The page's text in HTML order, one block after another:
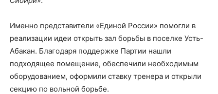
Именно представители «Единой России» помогли в
реализации идеи открыть зал борьбы в поселке Усть-
Абакан. Благодаря поддержке Партии нашли
подходящее помещение, обеспечили необходимым
оборудованием, оформили ставку тренера и открыли
секцию по вольной борьбе.